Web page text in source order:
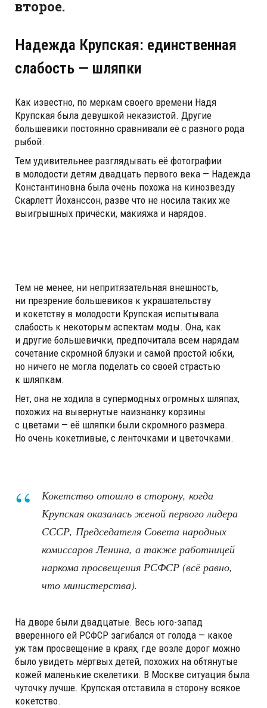
второе.
Надежда Крупская: единственная
слабость — шляпки
Как известно, по меркам своего времени Надя
Крупская была девушкой неказистой. Другие
большевики постоянно сравнивали её с разного рода
рыбой.
Тем удивительнее разглядывать её фотографии
в молодости детям двадцать первого века — Надежда
Константиновна была очень похожа на кинозвезду
Скарлетт Йоханссон, разве что не носила таких же
выигрышных причёски, макияжа и нарядов.
Тем не менее, ни непритязательная внешность,
ни презрение большевиков к украшательству
и кокетству в молодости Крупская испытывала
слабость к некоторым аспектам моды. Она, как
и другие большевички, предпочитала всем нарядам
сочетание скромной блузки и самой простой юбки,
но ничего не могла поделать со своей страстью
к шляпкам.
Нет, она не ходила в супермодных огромных шляпах,
похожих на вывернутые наизнанку корзины
с цветами — её шляпки были скромного размера.
Но очень кокетливые, с ленточками и цветочками.
Кокетство отошло в сторону, когда
Крупская оказалась женой первого лидера
СССР, Председателя Совета народных
комиссаров Ленина, а также работницей
наркома просвещения РСФСР (всё равно,
что министерства).
На дворе были двадцатые. Весь юго-запад
вверенного ей РСФСР загибался от голода — какое
уж там просвещение в краях, где возле дорог можно
было увидеть мёртвых детей, похожих на обтянутые
кожей маленькие скелетики. В Москве ситуация была
чуточку лучше. Крупская отставила в сторону всякое
кокетство.